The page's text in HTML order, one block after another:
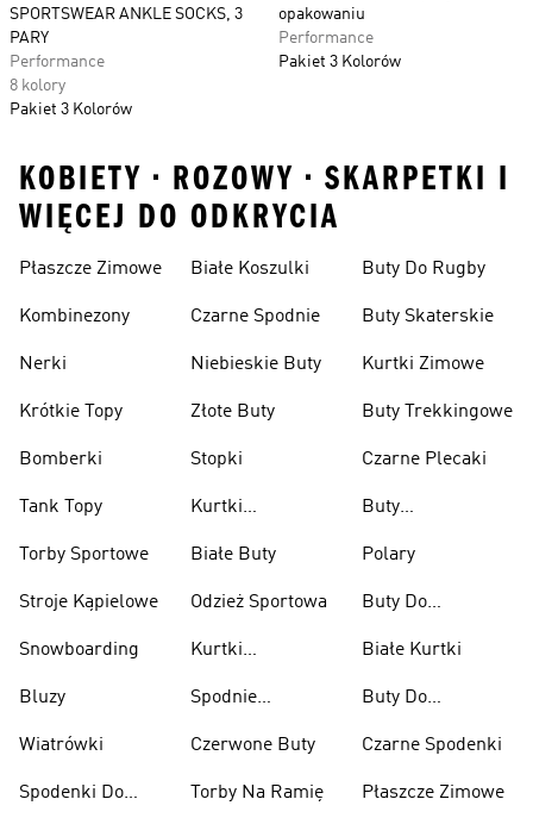
SPORTSWEAR ANKLE SOCKS, 3
PARY
Performance
8 kolory
Pakiet 3 Kolorów
opakowaniu
Performance
Pakiet 3 Kolorów
KOBIETY • ROZOWY • SKARPETKI I
WIĘCEJ DO ODKRYCIA
Płaszcze Zimowe
Kombinezony
Nerki
Krótkie Topy
Bomberki
Tank Topy
Torby Sportowe
Stroje Kąpielowe
Snowboarding
Bluzy
Wiatrówki
Spodenki Do
Białe Koszulki
Czarne Spodnie
Niebieskie Buty
Złote Buty
Stopki
Kurtki
Białe Buty
Odzież Sportowa
Kurtki
Spodnie
Czerwone Buty
Torby Na Ramię
Buty Do Rugby
Buty Skaterskie
Kurtki Zimowe
Buty Trekkingowe
Czarne Plecaki
Buty
Polary
Buty Do
Ciężarów
Białe Kurtki
Buty Do
Czarne Spodenki
Płaszcze Zimowe